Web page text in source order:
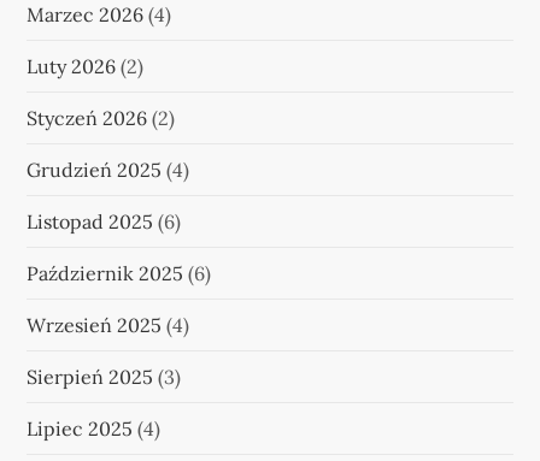
Marzec 2026 (4)
Luty 2026 (2)
Styczeń 2026 (2)
Grudzień 2025 (4)
Listopad 2025 (6)
Październik 2025 (6)
Wrzesień 2025 (4)
Sierpień 2025 (3)
Lipiec 2025 (4)